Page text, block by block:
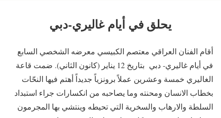
يحلق في أيام غاليري-دبي
أقام الفنان العراقي معتصم الكبيسي معرضه الشخصي السابع
في أيام غاليري- دبي بتاريخ 12 يناير (كانون الثاني). ضمت قاعة
الغاليري خمسة وعشرين عملاً برونزياً جديداً أهتم فيها النحّات
بخطاب الانسان ومحنته وما يصاحبه من انكسارات جراء استبداد
السلطة والارهاب والسخرية التي تحيطه وينتشي بها المجرمون